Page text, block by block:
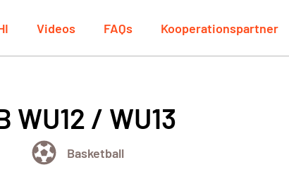
Videos FAQs Kooperationspartner
WU12 / WU13
Basketball